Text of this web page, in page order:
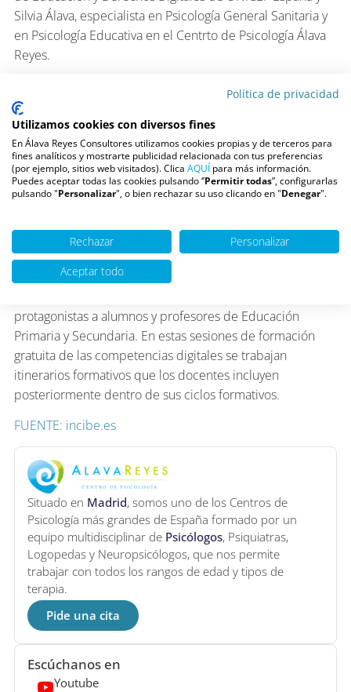
Silvia Álava, especialista en Psicología General Sanitaria y
en Psicología Educativa en el Centrto de Psicología Álava
Reyes.
Durante el desarrollo de la actividad, la Princesa Leonor
formó parte de uno de los cuatro grupos de trabajo. Rosa
Díaz, directora general de INCIBE, fue la encargada de
exponer las conclusiones finales de esta jornada ante más
de 450 alumnos del I.E.S Julio Verne.
Itinerarios formativos
en diferentes puntos de la geografía española. Hasta la
fecha se han realizado más de 12.300 sesiones, a través
de las cuales se ha formado a un total de 56.441 menores
protagonistas a alumnos y profesores de Educación
Primaria y Secundaria. En estas sesiones de formación
gratuita de las competencias digitales se trabajan
itinerarios formativos que los docentes incluyen
posteriormente dentro de sus ciclos formativos.
FUENTE: incibe.es
Situado en Madrid, somos uno de los Centros de
Psicología más grandes de España formado por un
equipo multidisciplinar de Psicólogos, Psiquiatras,
Logopedas y Neuropsicólogos, que nos permite
trabajar con todos los rangos de edad y tipos de
terapia.
Pide una cita
Escúchanos en
Youtube
Política de privacidad
Utilizamos cookies con diversos fines
En Álava Reyes Consultores utilizamos cookies propias y de terceros para
fines analíticos y mostrarte publicidad relacionada con tus preferencias
(por ejemplo, sitios web visitados). Clica AQUÍ para más información.
Puedes aceptar todas las cookies pulsando ‘’Permitir todas”, configurarlas
pulsando "Personalizar", o bien rechazar su uso clicando en "Denegar".
Rechazar
Personalizar
Aceptar todo